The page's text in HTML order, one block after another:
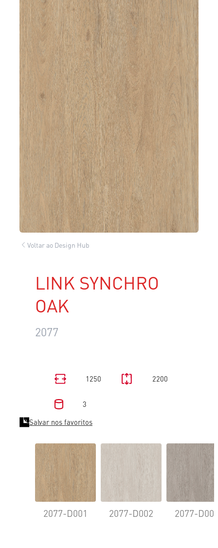
Voltar ao Design Hub
LINK SYNCHRO
OAK
2077
1250 2200
3
Salvar nos favoritos
2077-D001 2077-D002 2077-